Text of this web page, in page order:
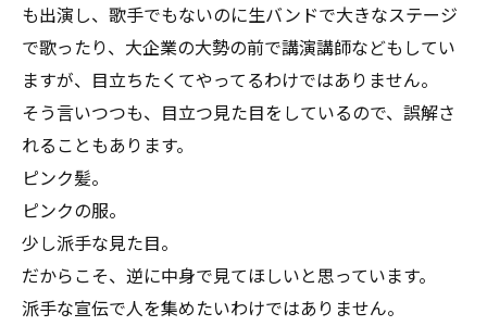
も出演し、歌手でもないのに生バンドで大きなステージ
で歌ったり、大企業の大勢の前で講演講師などもしてい
ますが、目立ちたくてやってるわけではありません。
そう言いつつも、目立つ見た目をしているので、誤解さ
れることもあります。
ピンク髪。
ピンクの服。
少し派手な見た目。
だからこそ、逆に中身で見てほしいと思っています。
派手な宣伝で人を集めたいわけではありません。